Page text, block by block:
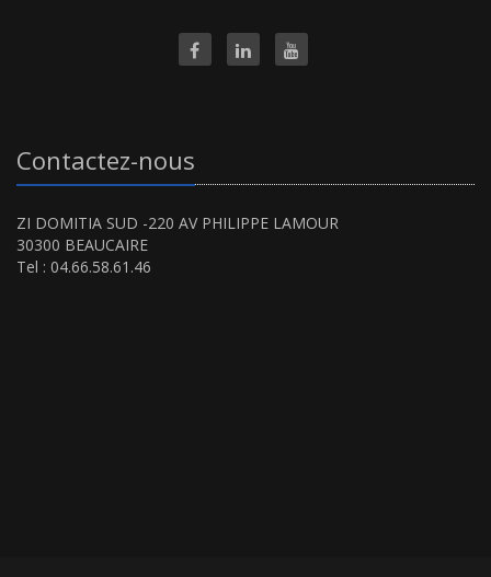
Contactez-nous
ZI DOMITIA SUD -220 AV PHILIPPE LAMOUR
30300 BEAUCAIRE
Tel : 04.66.58.61.46